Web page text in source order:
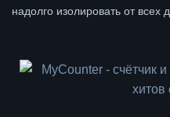
надолго изолировать от всех